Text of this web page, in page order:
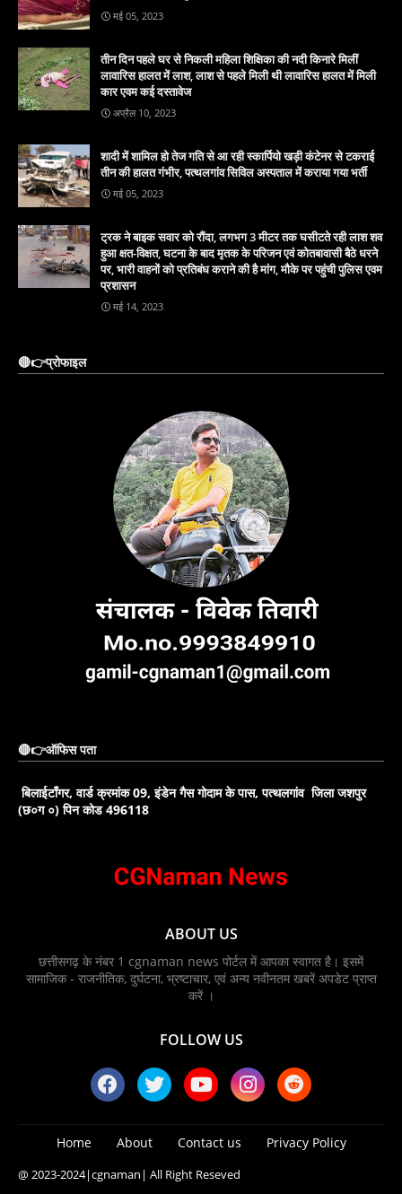
मई 05, 2023
तीन दिन पहले घर से निकली महिला शिक्षिका की नदी किनारे मिलीं
लावारिस हालत में लाश, लाश से पहले मिली थी लावारिस हालत में मिली
कार एवम कई दस्तावेज
अप्रैल 10, 2023
शादी में शामिल हो तेज गति से आ रही स्कार्पियो खड़ी कंटेनर से टकराई
तीन की हालत गंभीर, पत्थलगांव सिविल अस्पताल में कराया गया भर्ती
मई 05, 2023
ट्रक ने बाइक सवार को रौंदा, लगभग 3 मीटर तक घसीटते रही लाश शव
हुआ क्षत-विक्षत, घटना के बाद मृतक के परिजन एवं कोतबावासी बैठे धरने
पर, भारी वाहनों को प्रतिबंध कराने की है मांग, मौके पर पहुंची पुलिस एवम
प्रशासन
मई 14, 2023
🔴👉प्रोफाइल
🔴👉ऑफिस पता
बिलाईटाँगर, वार्ड क्रमांक 09, इंडेन गैस गोदाम के पास, पत्थलगांव जिला जशपुर
(छ०ग ०) पिन कोड 496118
ABOUT US
छत्तीसगढ़ के नंबर 1 cgnaman news पोर्टल में आपका स्वागत है। इसमें
सामाजिक - राजनीतिक, दुर्घटना, भ्रष्टाचार, एवं अन्य नवीनतम खबरें अपडेट प्राप्त
करें ।
FOLLOW US
Home About Contact us Privacy Policy
@ 2023-2024|cgnaman| All Right Reseved